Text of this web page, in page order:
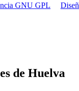
GNU GPL
de Huelva